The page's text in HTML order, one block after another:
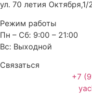
ул. 70 летия Октября,1/
Режим работы
Пн – Сб: 9:00 – 21:00
Вс: Выходной
Связаться
+7